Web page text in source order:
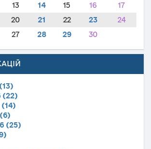
13 14 15 16
17
20 21 22 23
24
27 28 29 30
(22)
(25)